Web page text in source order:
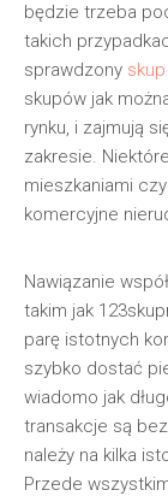
będzie trzeba
takich
sprawdzony
skupów jak
rynku, i zajmują
zakresie.
mieszkaniami
komercyjne
Nawiązanie
takim jak
parę istotnych
szybko dostać
wiadomo jak
transakcje są
należy na kilka
Przede